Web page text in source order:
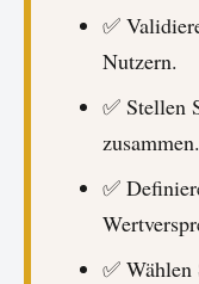
✅
Nutzern.
✅ Stellen
zusammen.
✅
✅ Wählen